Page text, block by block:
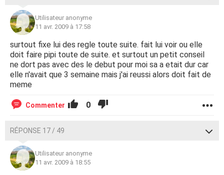
Utilisateur anonyme
11 avr. 2009 à 17:58
surtout fixe lui des regle toute suite. fait lui voir ou elle
doit faire pipi toute de suite. et surtout un petit conseil
ne dort pas avec des le debut pour moi sa a etait dur car
elle n'avait que 3 semaine mais j'ai reussi alors doit fait de
meme
Commenter 0
RÉPONSE 17 / 49
Utilisateur anonyme
11 avr. 2009 à 18:55